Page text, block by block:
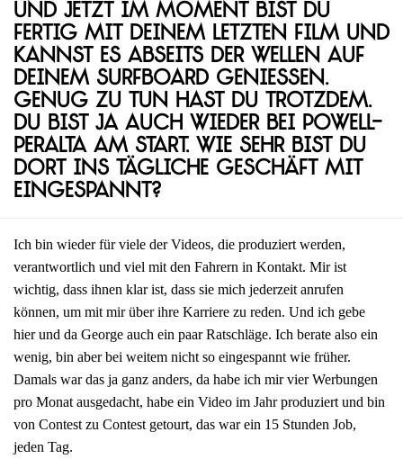
Und jetzt im Moment bist du
fertig mit deinem letzten Film und
kannst es abseits der Wellen auf
deinem Surfboard genießen.
Genug zu tun hast du trotzdem.
Du bist ja auch wieder bei Powell-
Peralta am Start. Wie sehr bist du
dort ins tägliche Geschäft mit
eingespannt?
Ich bin wieder für viele der Videos, die produziert werden,
verantwortlich und viel mit den Fahrern in Kontakt. Mir ist
wichtig, dass ihnen klar ist, dass sie mich jederzeit anrufen
können, um mit mir über ihre Karriere zu reden. Und ich gebe
hier und da George auch ein paar Ratschläge. Ich berate also ein
wenig, bin aber bei weitem nicht so eingespannt wie früher.
Damals war das ja ganz anders, da habe ich mir vier Werbungen
pro Monat ausgedacht, habe ein Video im Jahr produziert und bin
von Contest zu Contest getourt, das war ein 15 Stunden Job,
jeden Tag.